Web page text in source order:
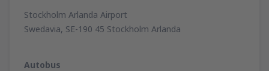
Stockholm Arlanda Airport
Swedavia, SE-190 45 Stockholm Arlanda
Autobus